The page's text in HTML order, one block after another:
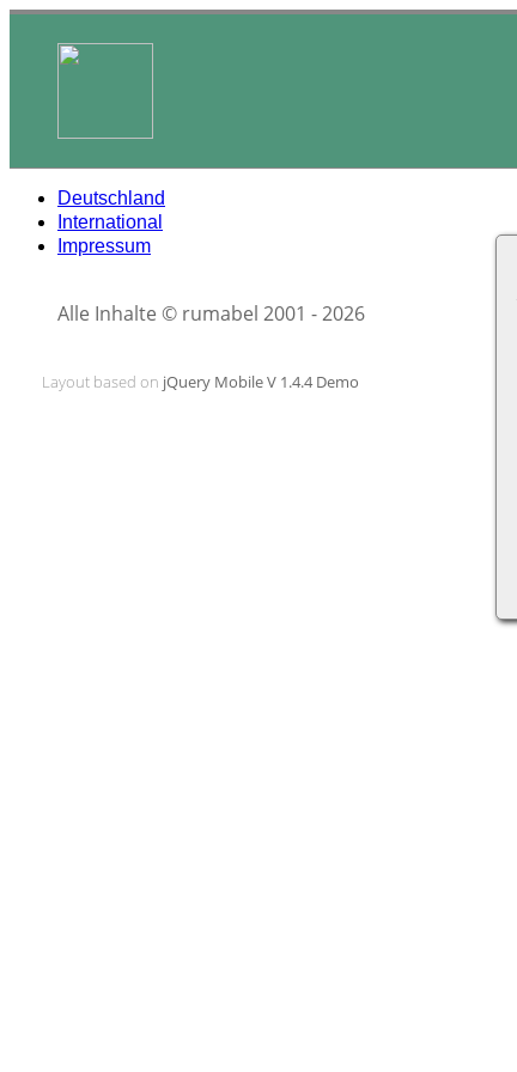
Deutschland
International
Impressum
Alle Inhalte © rumabel 2001 - 2026
Layout based on jQuery Mobile V 1.4.4 Demo